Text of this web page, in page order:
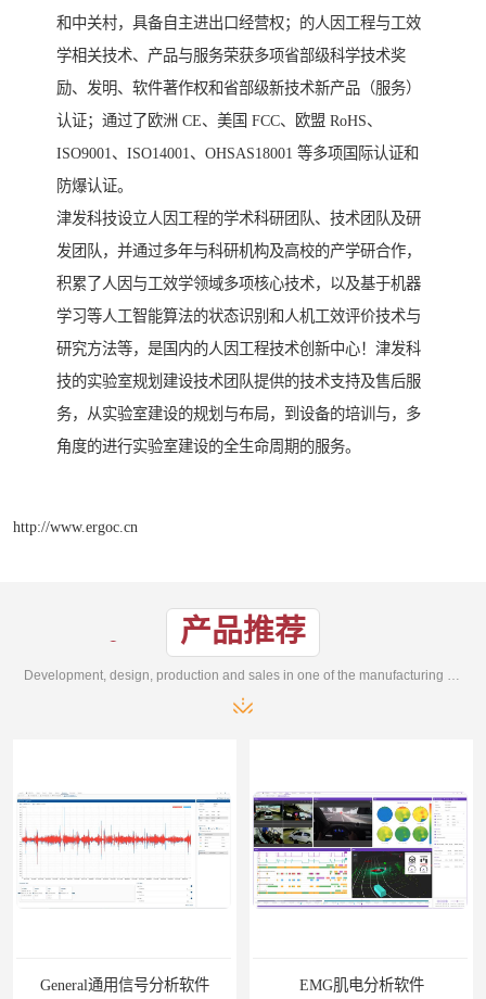
和中关村，具备自主进出口经营权；的人因工程与工效
学相关技术、产品与服务荣获多项省部级科学技术奖
励、发明、软件著作权和省部级新技术新产品（服务）
认证；通过了欧洲 CE、美国 FCC、欧盟 RoHS、
ISO9001、ISO14001、OHSAS18001 等多项国际认证和
防爆认证。
津发科技设立人因工程的学术科研团队、技术团队及研
发团队，并通过多年与科研机构及高校的产学研合作，
积累了人因与工效学领域多项核心技术，以及基于机器
学习等人工智能算法的状态识别和人机工效评价技术与
研究方法等，是国内的人因工程技术创新中心！津发科
技的实验室规划建设技术团队提供的技术支持及售后服
务，从实验室建设的规划与布局，到设备的培训与，多
角度的进行实验室建设的全生命周期的服务。
http://www.ergoc.cn
产品推荐
Development, design, production and sales in one of the manufacturing enterprises
General通用信号分析软件 EMG肌电分析软件